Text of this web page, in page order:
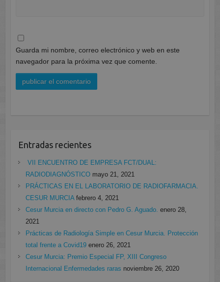
Guarda mi nombre, correo electrónico y web en este
navegador para la próxima vez que comente.
Entradas recientes
VII ENCUENTRO DE EMPRESA FCT/DUAL:
RADIODIAGNÓSTICO mayo 21, 2021
PRÁCTICAS EN EL LABORATORIO DE RADIOFARMACIA.
CESUR MURCIA febrero 4, 2021
Cesur Murcia en directo con Pedro G. Aguado. enero 28,
2021
Prácticas de Radiología Simple en Cesur Murcia. Protección
total frente a Covid19 enero 26, 2021
Cesur Murcia: Premio Especial FP, XIII Congreso
Internacional Enfermedades raras noviembre 26, 2020